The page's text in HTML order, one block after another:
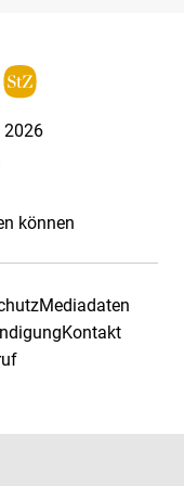
2026
können
Mediadaten
Kontakt